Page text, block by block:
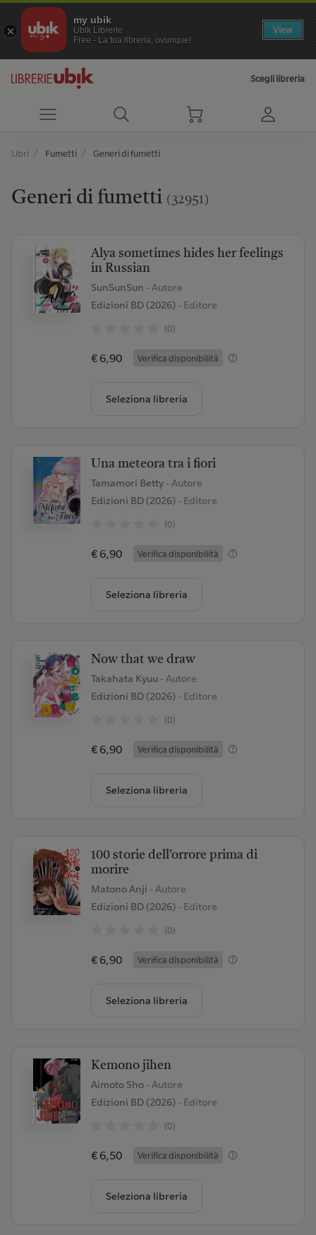
my ubik
Ubik Librerie
Free - La tua libreria, ovunque!
View
Scegli libreria
Libri Fumetti Generi di fumetti
Generi di fumetti (32951)
Alya sometimes hides her feelings
in Russian
SunSunSun - Autore
Edizioni BD (2026)- Editore
(0)
€ 6,90 Verifica disponibilità
Seleziona libreria
Una meteora tra i fiori
Tamamori Betty - Autore
Edizioni BD (2026)- Editore
(0)
€ 6,90 Verifica disponibilità
Seleziona libreria
Now that we draw
Takahata Kyuu - Autore
Edizioni BD (2026)- Editore
(0)
€ 6,90 Verifica disponibilità
Seleziona libreria
100 storie dell’orrore prima di
morire
Matono Anji - Autore
Edizioni BD (2026)- Editore
(0)
€ 6,90 Verifica disponibilità
Seleziona libreria
Kemono jihen
Aimoto Sho - Autore
Edizioni BD (2026)- Editore
(0)
€ 6,50 Verifica disponibilità
Seleziona libreria